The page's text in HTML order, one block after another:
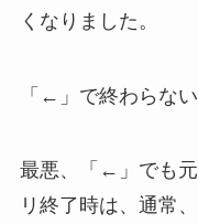
くなりました。
「←」で終わらな
最悪、「←」でも
リ終了時は、通常